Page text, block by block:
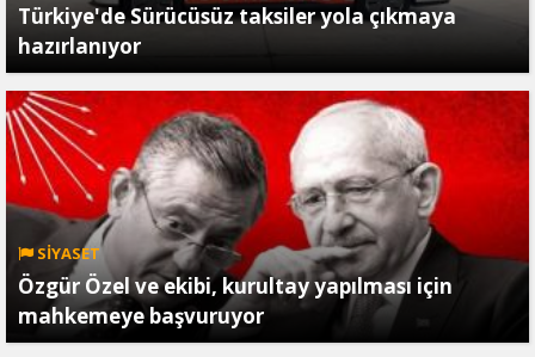
Türkiye'de Sürücüsüz taksiler yola çıkmaya
hazırlanıyor
SİYASET
Özgür Özel ve ekibi, kurultay yapılması için
mahkemeye başvuruyor